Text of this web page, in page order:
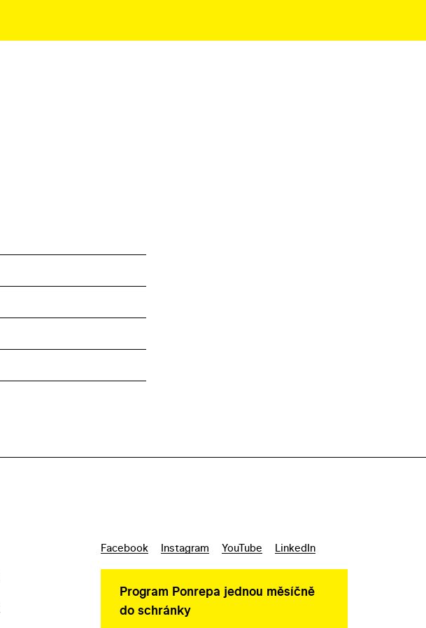
Facebook Instagram YouTube LinkedIn
Program Ponrepa jednou měsíčně
do schránky